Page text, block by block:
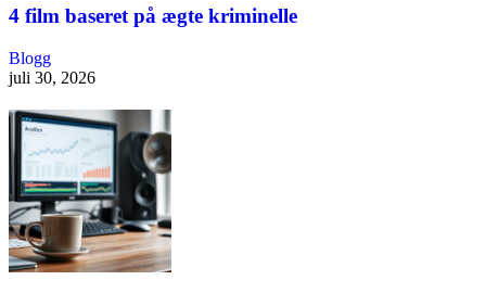
4 film baseret på ægte kriminelle
Blogg
juli 30, 2026